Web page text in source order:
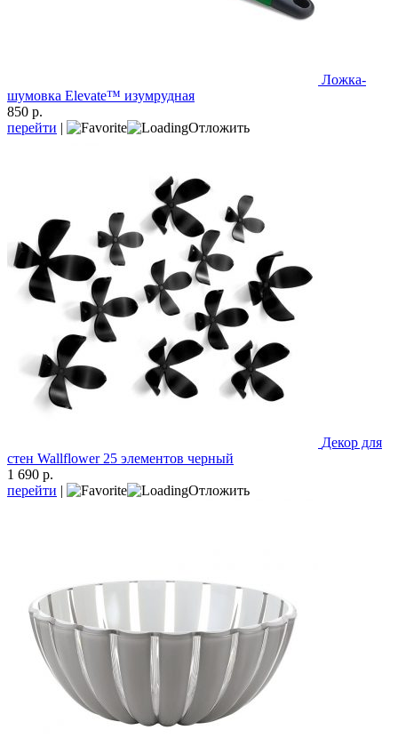
Ложка-
шумовка Elevate™ изумрудная
850 р.
перейти | Отложить
Декор для
стен Wallflower 25 элементов черный
1 690 р.
перейти | Отложить